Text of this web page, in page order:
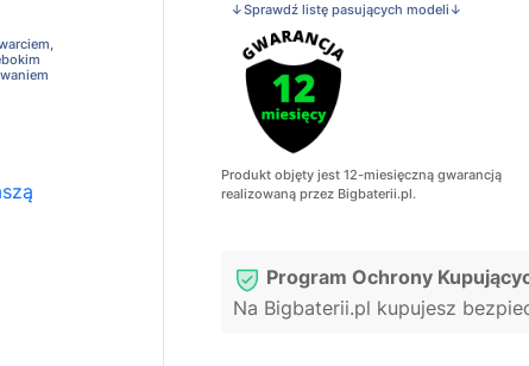
↓Sprawdź listę pasujących modeli↓
Produkt objęty jest 12-miesięczną gwarancją
realizowaną przez Bigbaterii.pl.
Program Ochrony
Na Bigbaterii.pl kupujesz